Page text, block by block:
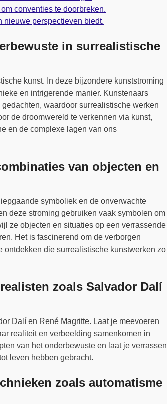
conventies te doorbreken.
nieuwe perspectieven biedt.
in surrealistische
kunst. In deze bijzondere kunststroming
en intrigerende manier. Kunstenaars
waardoor surrealistische werken
de droomwereld te verkennen via kunst,
en de complexe lagen van ons
van objecten en
symboliek en de onverwachte
deze stroming gebruiken vaak symbolen om
ze objecten en situaties op een verrassende
Het is fascinerend om de verborgen
ontdekken die surrealistische kunstwerken zo
zoals Salvador Dalí
Dalí en René Magritte. Laat je meevoeren
realiteit en verbeelding samenkomen in
van het onderbewuste en laat je verrassen
leven hebben gebracht.
zoals automatisme